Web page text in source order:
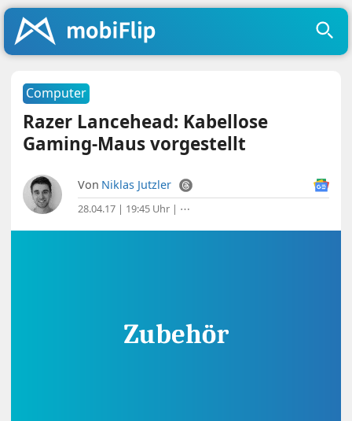
Computer
Razer Lancehead: Kabellose
Gaming-Maus vorgestellt
Von Niklas Jutzler
28.04.17 | 19:45 Uhr | ⋯